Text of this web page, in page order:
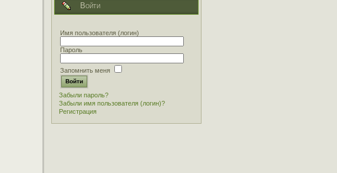
Войти
Имя пользователя (логин)
Пароль
Запомнить меня
Забыли пароль?
Забыли имя пользователя (логин)?
Регистрация